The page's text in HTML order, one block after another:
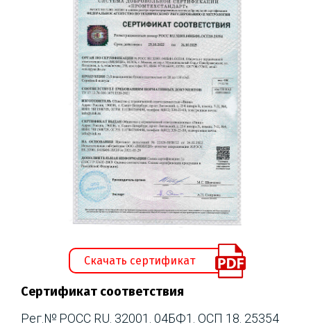
Скачать сертификат
Сертификат соответствия
Рег.№ РОСС RU. 32001. 04БФ1. ОСП 18. 25354